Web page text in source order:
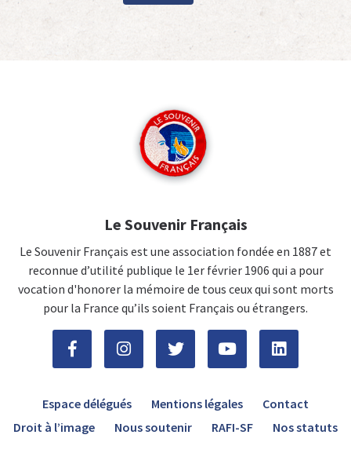
Le Souvenir Français
Le Souvenir Français est une association fondée en 1887 et
reconnue d’utilité publique le 1er février 1906 qui a pour
vocation d'honorer la mémoire de tous ceux qui sont morts
pour la France qu’ils soient Français ou étrangers.
Espace délégués Mentions légales
Contact
Droit à l’image
Nous soutenir RAFI-SF Nos statuts